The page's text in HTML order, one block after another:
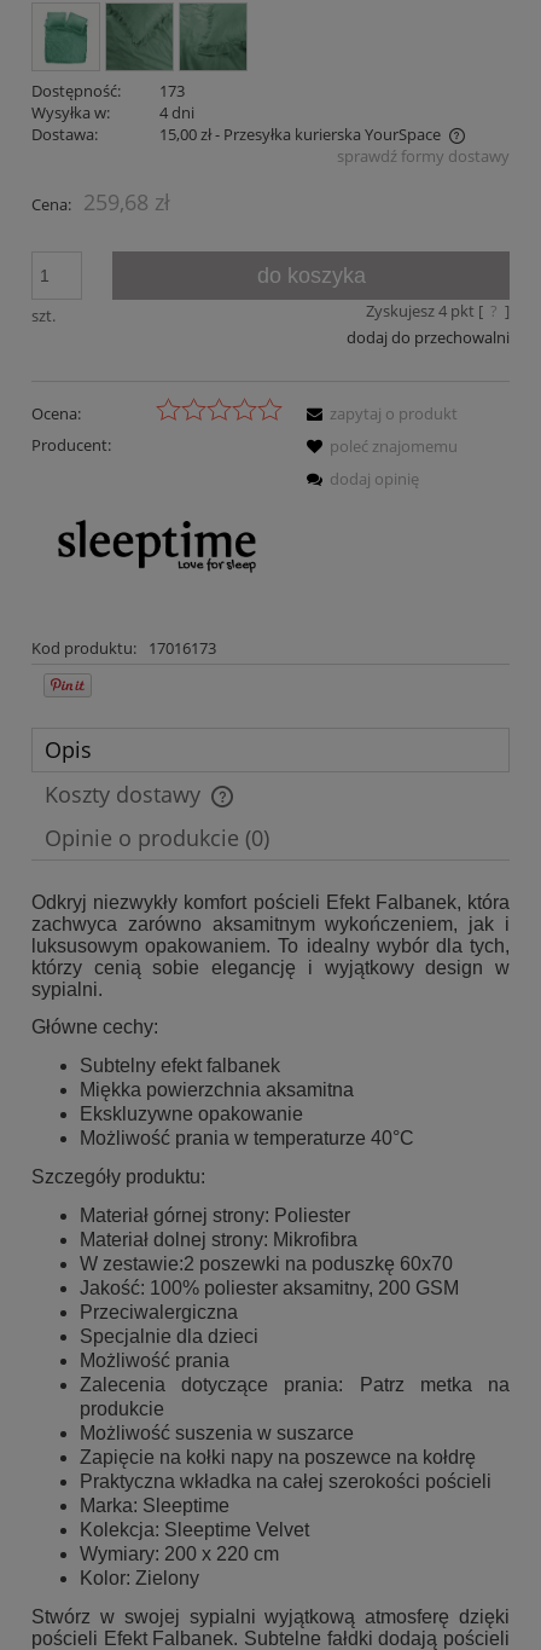
Dostępność:
173
Wysyłka w:
4 dni
Dostawa:
15,00 zł- Przesyłka kurierska YourSpace
Cena nie zawiera ewentualnych kosztów płatnościsprawdź formy dostawy
Cena: 259,68 zł
szt.
do koszyka
Zyskujesz4pkt [ ? ]
dodaj do przechowalni
Ocena:
Producent:
Kod produktu: 17016173
zapytaj o produkt
poleć znajomemu
dodaj opinię
Opis
Koszty dostawy
Cena nie zawiera ewentualnych kosztów płatności
Opinie o produkcie (0)
Odkryj niezwykły komfort pościeli Efekt Falbanek, która
zachwyca zarówno aksamitnym wykończeniem, jak i
luksusowym opakowaniem. To idealny wybór dla tych,
którzy cenią sobie elegancję i wyjątkowy design w
sypialni.
Główne cechy:
Subtelny efekt falbanek
Miękka powierzchnia aksamitna
Ekskluzywne opakowanie
Możliwość prania w temperaturze 40°C
Szczegóły produktu:
Materiał górnej strony: Poliester
Materiał dolnej strony: Mikrofibra
W zestawie:2 poszewki na poduszkę 60x70
Jakość: 100% poliester aksamitny, 200 GSM
Przeciwalergiczna
Specjalnie dla dzieci
Możliwość prania
Zalecenia dotyczące prania: Patrz metka na
produkcie
Możliwość suszenia w suszarce
Zapięcie na kołki napy na poszewce na kołdrę
Praktyczna wkładka na całej szerokości pościeli
Marka: Sleeptime
Kolekcja: Sleeptime Velvet
Wymiary: 200 x 220 cm
Kolor: Zielony
Stwórz w swojej sypialni wyjątkową atmosferę dzięki
pościeli Efekt Falbanek. Subtelne fałdki dodają pościeli